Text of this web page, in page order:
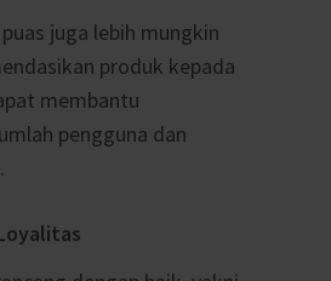
juga lebih mungkin
produk kepada
membantu
pengguna dan